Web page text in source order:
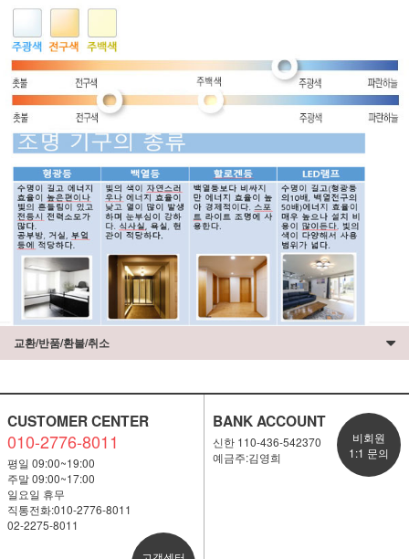
교환/반품/환불/취소
CUSTOMER CENTER
010-2776-8011
평일 09:00~19:00
주말 09:00~17:00
일요일 휴무
직통전화:010-2776-8011
02-2275-8011
BANK ACCOUNT
신한 110-436-542370
예금주:김영희
비회원
1:1 문의